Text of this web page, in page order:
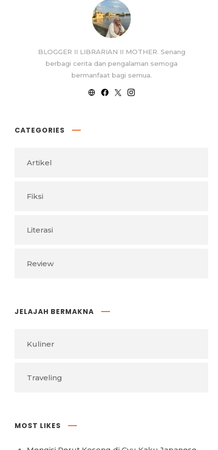
BLOGGER II LIBRARIAN II MOTHER. Senang
berbagi cerita dan pengalaman semoga
bermanfaat bagi semua.
CATEGORIES
Artikel
Fiksi
Literasi
Review
JELAJAH BERMAKNA
Kuliner
Traveling
MOST LIKES